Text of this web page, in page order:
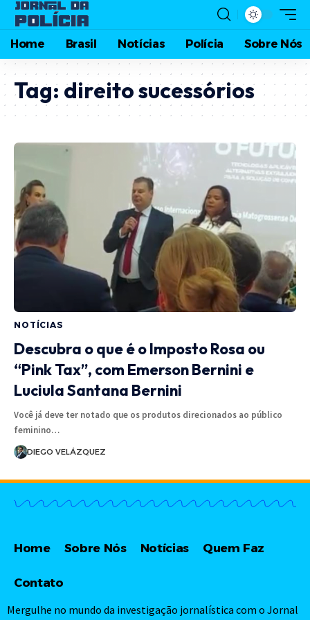
Home Brasil Notícias Polícia Sobre Nós
Tag: direito sucessórios
NOTÍCIAS
Descubra o que é o Imposto Rosa ou
“Pink Tax”, com Emerson Bernini e
Luciula Santana Bernini
Você já deve ter notado que os produtos direcionados ao público
feminino…
DIEGO VELÁZQUEZ
Home Sobre Nós Notícias Quem Faz
Contato
Mergulhe no mundo da investigação jornalística com o Jornal